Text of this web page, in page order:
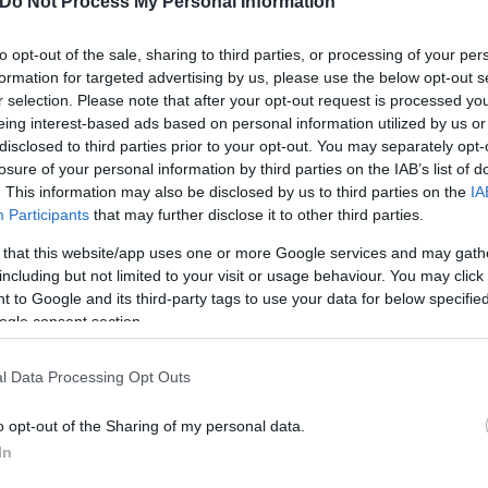
opt-out of the sale, sharing to third parties, or processing of your
for targeted advertising by us, please use the below opt-out
selection. Please note that after your opt-out request is processed
interest-based ads based on personal information utilized by us
to third parties prior to your opt-out. You may separately
of your personal information by third parties on the IAB’s list of
This information may also be disclosed by us to third parties on the
Participants that may further disclose it to other third parties.
that this website/app uses one or more Google services and may
but not limited to your visit or usage behaviour. You may
to Google and its third-party tags to use your data for below
consent section.
Data Processing Opt Outs
opt-out of the Sharing of my personal data.
άρχισαν να ηχούν κατά τη διάρκεια των
πολιτική τους απορία τόσο για τον τρόπο
αρκετές ώρες πριν, είχε καταδικάσει με
στενός του συνεργάτης.
αντίδραση αλλά αποτελεί κεντρική
το θάνατο μητέρας στελέχους της,
της κρίσιμης εκλογικής αναμέτρησης».
Τσίπρας στις δημοσκοπήσεις, προκαλεί, με